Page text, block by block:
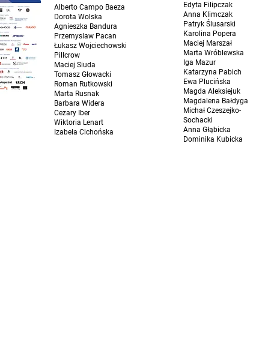
Alberto Campo Baeza
Dorota Wolska
Agnieszka Bandura
Przemyslaw Pacan
Łukasz Wojciechowski
Pillcrow
Maciej Siuda
Tomasz Głowacki
Roman Rutkowski
Marta Rusnak
Barbara Widera
Cezary Iber
Wiktoria Lenart
Izabela Cichońska
Edyta Filipczak
Anna Klimczak
Patryk Ślusarski
Karolina Popera
Maciej Marszał
Marta Wróblewska
Iga Mazur
Katarzyna Pabich
Ewa Plucińska
Magda Aleksiejuk
Magdalena Bałdyga
Michał Czeszejko-
Sochacki
Anna Głąbicka
Dominika Kubicka